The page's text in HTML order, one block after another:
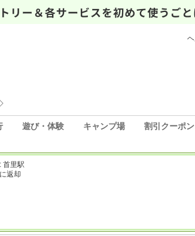
遊び・体験 キャンプ場 割引クーポン
首里駅
返却